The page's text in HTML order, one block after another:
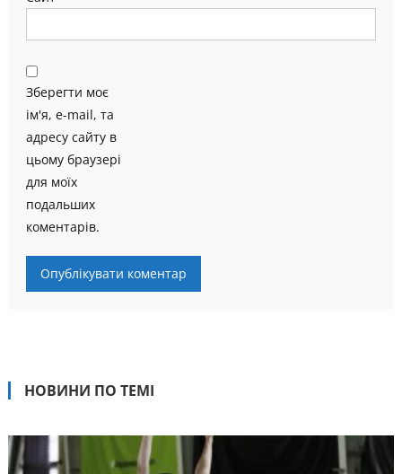
Зберегти моє
ім'я, e-mail, та
адресу сайту в
цьому браузері
для моїх
подальших
коментарів.
НОВИНИ ПО ТЕМІ